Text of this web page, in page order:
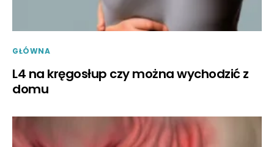
GŁÓWNA
L4 na kręgosłup czy można wychodzić z
domu